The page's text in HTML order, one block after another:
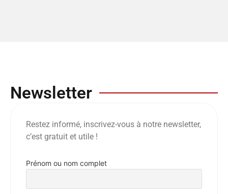
Newsletter
Restez informé, inscrivez-vous à notre newsletter,
c’est gratuit et utile !
Prénom ou nom complet